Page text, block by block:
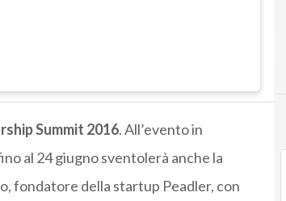
Summit 2016. All’evento in
al 24 giugno sventolerà anche la
fondatore della startup Peadler, con